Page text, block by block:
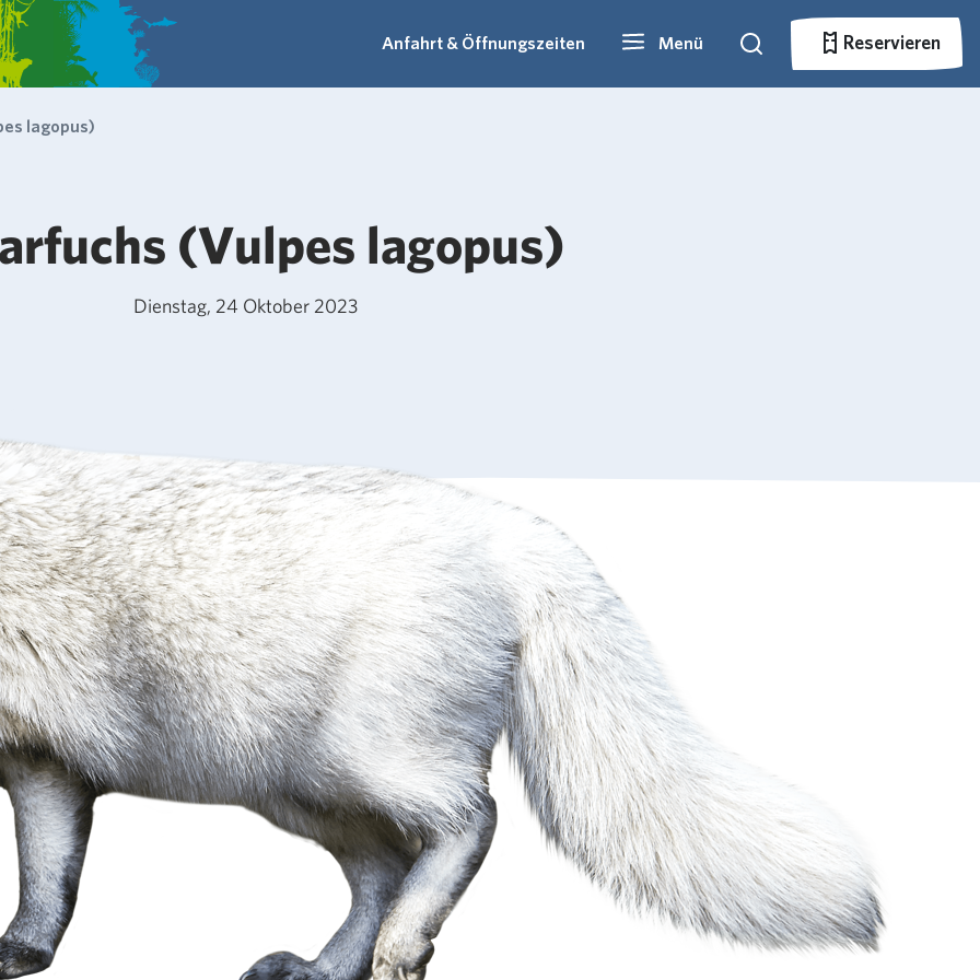
Anfahrt & Öffnungszeiten Menü Suche Reservieren
Reservieren
lagopus)
(Vulpes lagopus)
Dienstag, 24 Oktober 2023